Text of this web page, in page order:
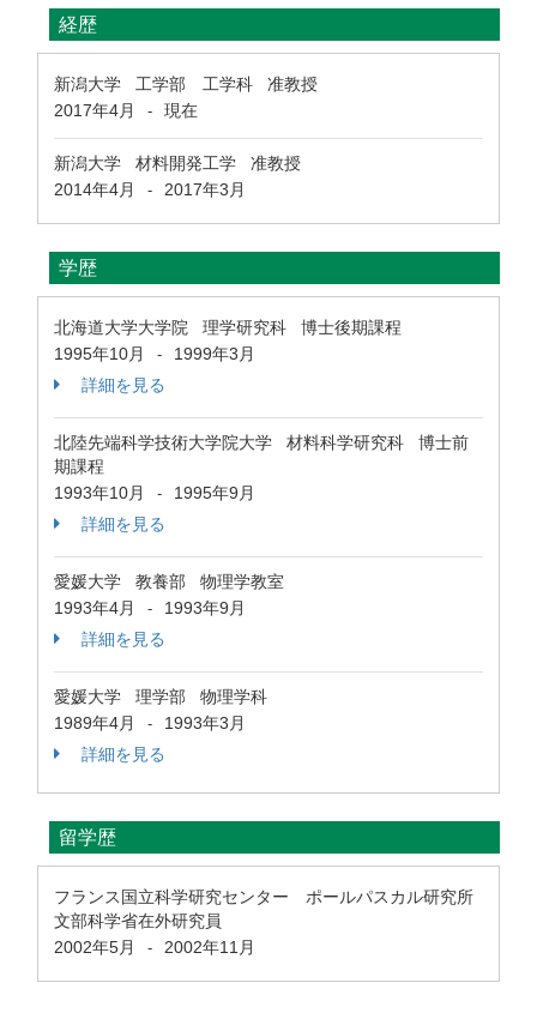
経歴
新潟大学 工学部 工学科 准教授
2017年4月
- 現在
新潟大学 材料開発工学 准教授
2014年4月
- 2017年3月
学歴
北海道大学大学院 理学研究科 博士後期課程
1995年10月
-
1999年3月
詳細を見る
北陸先端科学技術大学院大学 材料科学研究科 博士前
期課程
1993年10月
-
1995年9月
詳細を見る
愛媛大学 教養部 物理学教室
1993年4月
-
1993年9月
詳細を見る
愛媛大学 理学部 物理学科
1989年4月
-
1993年3月
詳細を見る
留学歴
フランス国立科学研究センター ポールパスカル研究所
文部科学省在外研究員
2002年5月
- 2002年11月